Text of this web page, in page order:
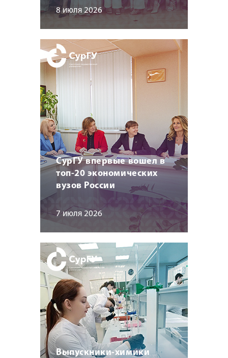
8 июля 2026
СурГУ впервые вошел в
топ-20 экономических
вузов России
7 июля 2026
Выпускники-химики